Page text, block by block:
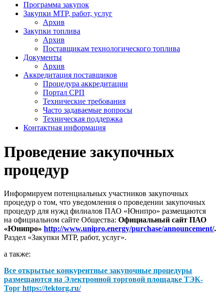
Программа закупок
Закупки МТР, работ, услуг
Архив
Закупки топлива
Архив
Поставщикам технологического топлива
Документы
Архив
Аккредитация поставщиков
Процедура аккредитации
Портал СРП
Технические требования
Часто задаваемые вопросы
Техническая поддержка
Контактная информация
Проведение закупочных
процедур
Информируем потенциальных участников закупочных
процедур о том, что уведомления о проведении закупочных
процедур для нужд филиалов ПАО «Юнипро» размещаются
на официальном сайте Общества: Официальный сайт ПАО
«Юнипро» http://www.unipro.energy/purchase/announcement/.
Раздел «Закупки МТР, работ, услуг».
а также:
Все открытые конкурентные закупочные процедуры
размещаются на Электронной торговой площадке ТЭК-
Торг https://tektorg.ru/